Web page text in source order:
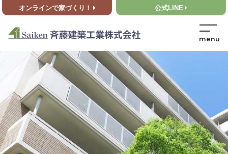
オンラインで家づくり！ 公式LINE